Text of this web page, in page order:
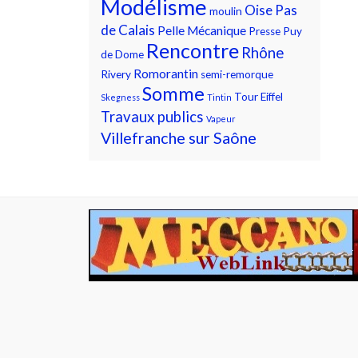
Modélisme moulin Oise Pas
de Calais Pelle Mécanique Presse Puy
de Dome Rencontre Rhône
Rivery Romorantin semi-remorque
Skegness Somme Tintin Tour Eiffel
Travaux publics Vapeur
Villefranche sur Saône